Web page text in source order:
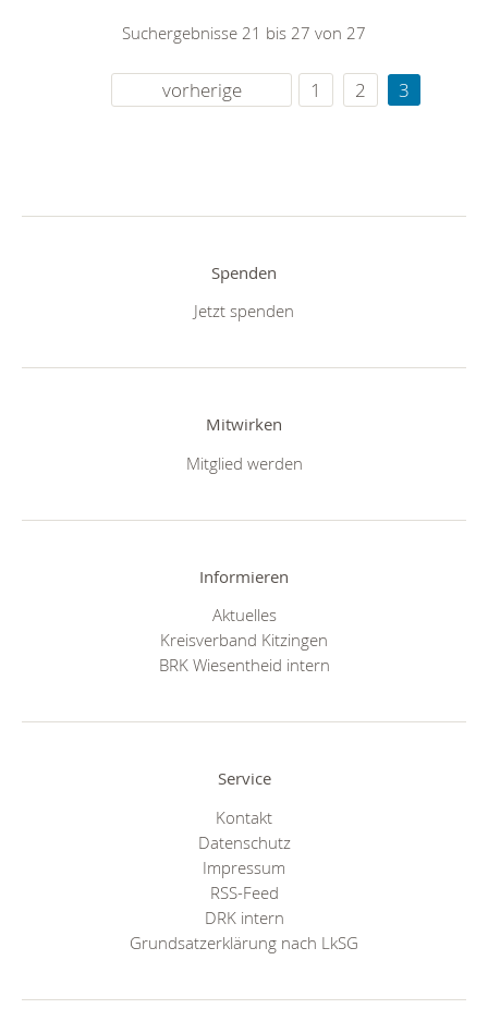
Suchergebnisse 21 bis 27 von 27
vorherige 1 2 3
Spenden
Jetzt spenden
Mitwirken
Mitglied werden
Informieren
Aktuelles
Kreisverband Kitzingen
BRK Wiesentheid intern
Service
Kontakt
Datenschutz
Impressum
RSS-Feed
DRK intern
Grundsatzerklärung nach LkSG